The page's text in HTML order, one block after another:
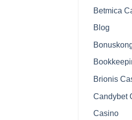
Betmica
Blog
Brionis
Candybet
Casino